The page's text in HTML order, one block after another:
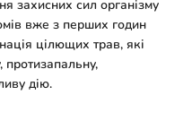
захисних сил організму
вже з перших годин
цілющих трав, які
протизапальну,
дію.